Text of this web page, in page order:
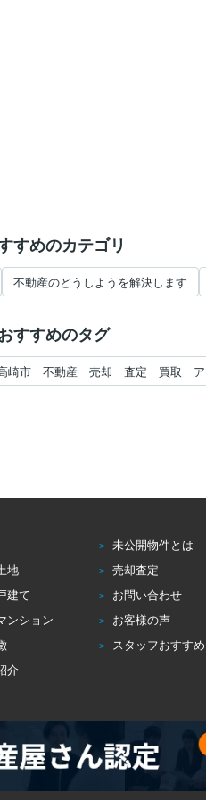
すめのカテゴリ
不動産のどうしようを解決します
すすめのタグ
崎市 不動産 売却 査定 買取 ア
未公開物件とは
地
売却査定
建て
お問い合わせ
ンション
お客様の声
スタッフおすすめ
介